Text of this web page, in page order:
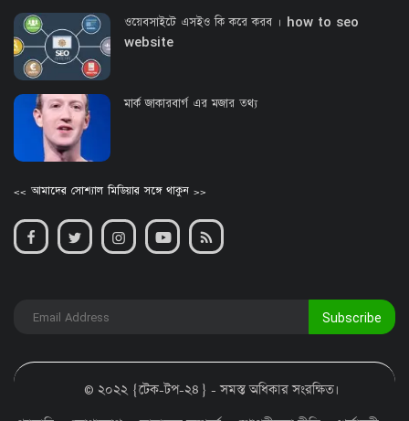
ওয়েবসাইটে এসইও কি করে করব । how to seo
website
মার্ক জাকারবার্গ এর মজার তথ্য
<< আমাদের সোশ্যাল মিডিয়ার সঙ্গে থাকুন >>
Subscribe
© ২০২২ {টেক-টপ-২৪} - সমস্ত অধিকার সংরক্ষিত।